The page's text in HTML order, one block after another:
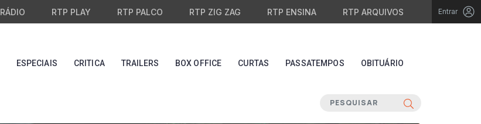
RÁDIO RTP PLAY RTP PALCO RTP ZIG ZAG RTP ENSINA RTP ARQUIVOS Entrar
ESPECIAIS CRITICA TRAILERS BOX OFFICE CURTAS PASSATEMPOS OBITUÁRIO